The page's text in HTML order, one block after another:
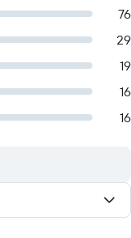
76
29
19
16
16